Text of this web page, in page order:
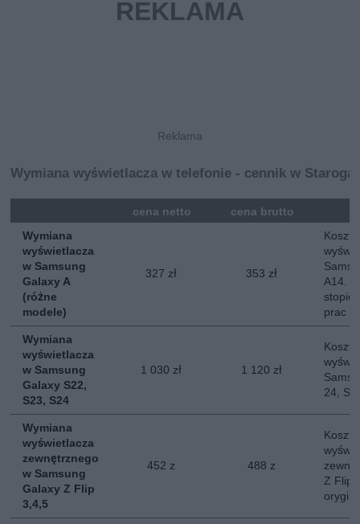
Wymiana wyświetlacza w telefonie - cennik w
cena netto cena brutto
Wymiana
wyświetlacza
w Samsung
Galaxy A
(różne
modele)
327 zł 353 zł
Koszt
A14.
prac
Wymiana
wyświetlacza
w Samsung
Galaxy S22,
S23, S24
1 030 zł 1 120 zł
Koszt
24,
Wymiana
wyświetlacza
zewnętrznego
w Samsung
Galaxy Z Flip
3,4,5
452 z 488 z
Koszt
Z Flip